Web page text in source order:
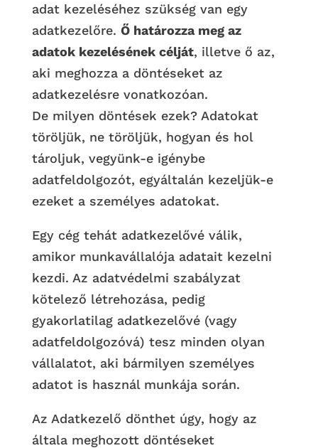
adat kezeléséhez szükség van egy
adatkezelőre. Ő határozza meg az
adatok kezelésének célját, illetve ő az,
aki meghozza a döntéseket az
adatkezelésre vonatkozóan.
De milyen döntések ezek? Adatokat
töröljük, ne töröljük, hogyan és hol
tároljuk, vegyünk-e igénybe
adatfeldolgozót, egyáltalán kezeljük-e
ezeket a személyes adatokat.
Egy cég tehát adatkezelővé válik,
amikor munkavállalója adatait kezelni
kezdi. Az adatvédelmi szabályzat
kötelező létrehozása, pedig
gyakorlatilag adatkezelővé (vagy
adatfeldolgozóvá) tesz minden olyan
vállalatot, aki bármilyen személyes
adatot is használ munkája során.
Az Adatkezelő dönthet úgy, hogy az
általa meghozott döntéseket